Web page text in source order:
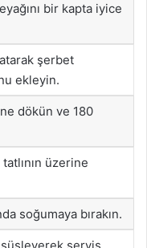
bir kapta iyice
şerbet
ekleyin.
dökün ve 180
tatlının üzerine
soğumaya bırakın.